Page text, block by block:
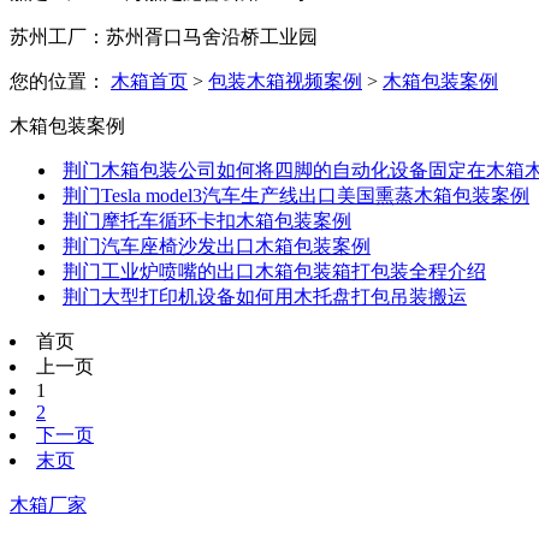
苏州工厂：苏州胥口马舍沿桥工业园
您的位置： 木箱首页 > 包装木箱视频案例 > 木箱包装案例
木箱包装案例
荆门木箱包装公司如何将四脚的自动化设备固定在木箱
荆门Tesla model3汽车生产线出口美国熏蒸木箱包装案例
荆门摩托车循环卡扣木箱包装案例
荆门汽车座椅沙发出口木箱包装案例
荆门工业炉喷嘴的出口木箱包装箱打包装全程介绍
荆门大型打印机设备如何用木托盘打包吊装搬运
首页
上一页
1
2
下一页
末页
木箱厂家